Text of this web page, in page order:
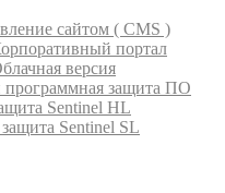
сайтом ( CMS )
портал
версия
программная защита ПО
Sentinel HL
Sentinel SL